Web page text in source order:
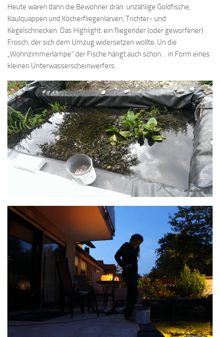
Heute waren dann die Bewohner dran: unzählige Goldfische,
Kaulquappen und Köcherfliegenlarven, Trichter- und
Kegelschnecken. Das Highlight: ein fliegender (oder geworfener)
Frosch, der sich dem Umzug widersetzen wollte. Un die
„Wohnzimmerlampe“ der Fische hängt auch schon… in Form eines
kleinen Unterwasserscheinwerfers.